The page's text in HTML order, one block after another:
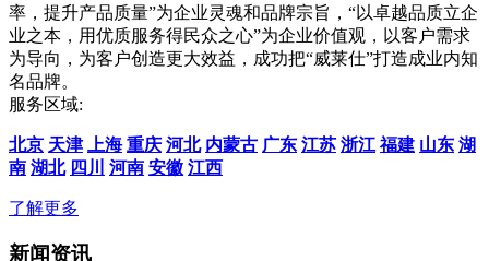
率，提升产品质量”为企业灵魂和品牌宗旨，“以卓越品质立企
业之本，用优质服务得民众之心”为企业价值观，以客户需求
为导向，为客户创造更大效益，成功把“威莱仕”打造成业内知
名品牌。
服务区域:
北京 天津 上海 重庆 河北 内蒙古 广东 江苏 浙江 福建 山东 湖
南 湖北 四川 河南 安徽 江西
了解更多
新闻资讯